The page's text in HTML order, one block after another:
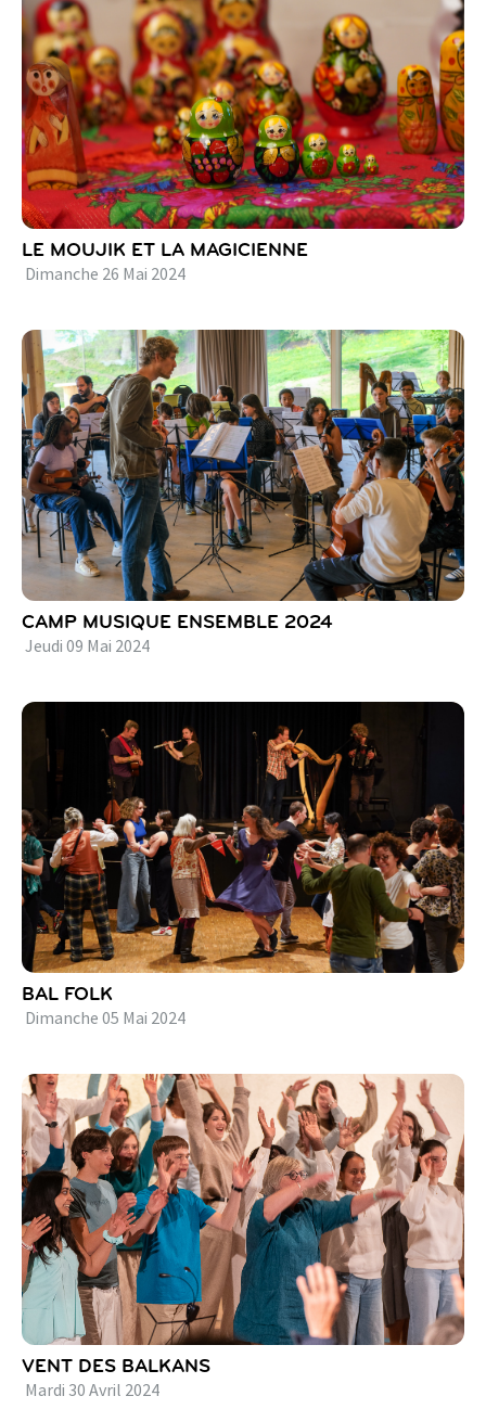
LE MOUJIK ET LA MAGICIENNE
Dimanche 26 Mai 2024
CAMP MUSIQUE ENSEMBLE 2024
Jeudi 09 Mai 2024
BAL FOLK
Dimanche 05 Mai 2024
VENT DES BALKANS
Mardi 30 Avril 2024